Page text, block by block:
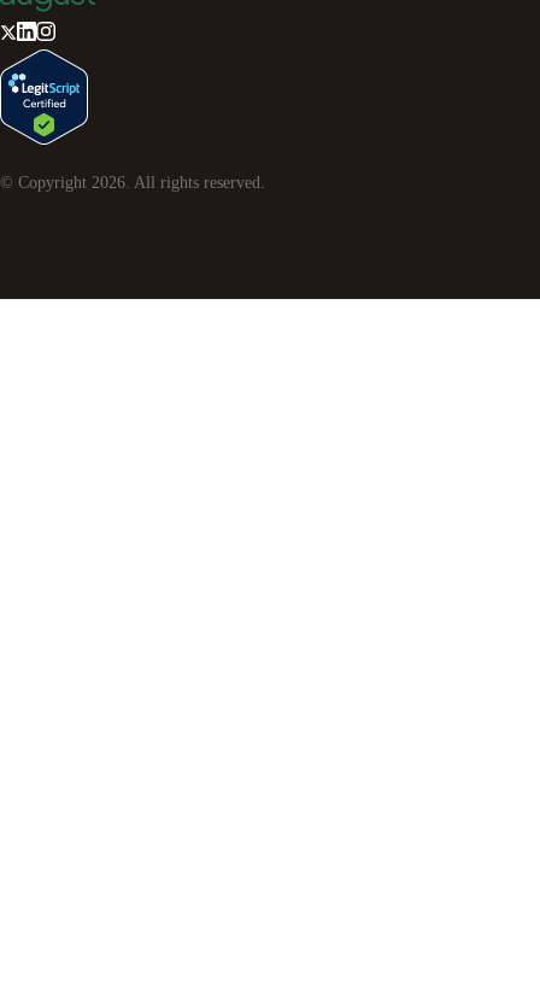
© Copyright 2026. All rights reserved.